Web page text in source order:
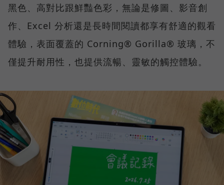
黑色、高對比跟鮮豔色彩，無論是修圖、影音創
作、Excel 分析還是長時間閱讀都享有舒適的觀看
體驗，表面覆蓋的 Corning® Gorilla® 玻璃，不
僅提升耐用性，也提供流暢、靈敏的觸控體驗。